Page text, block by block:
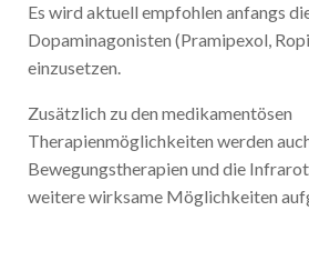
Es wird aktuell empfohlen anfangs
Dopaminagonisten (Pramipexol,
einzusetzen.
Zusätzlich zu den medikamentösen
Therapienmöglichkeiten werden
Bewegungstherapien und die
weitere wirksame Möglichkeiten